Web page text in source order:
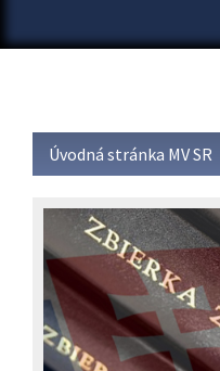
Úvodná stránka MV SR